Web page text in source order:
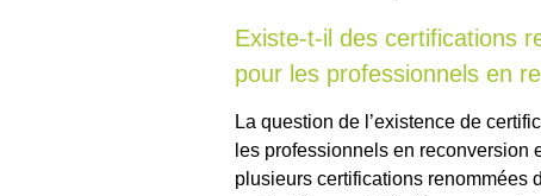
Existe-t-il des certifications
pour les professionnels en
La question de l’existence de
les professionnels en reconversion
plusieurs certifications renommées